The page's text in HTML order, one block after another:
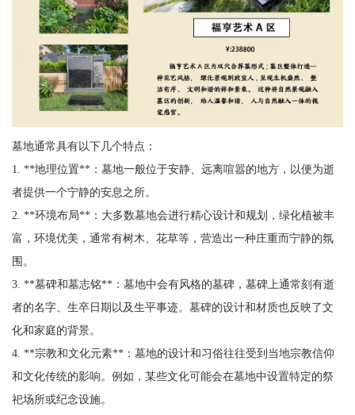
墓地通常具有以下几个特点：
1. **地理位置**：墓地一般位于安静、远离喧嚣的地方，以便为逝
者提供一个宁静的安息之所。
2. **环境布局**：大多数墓地会进行精心设计和规划，绿化植被丰
富，环境优美，通常有树木、花草等，营造出一种庄重而宁静的氛
围。
3. **墓碑和墓志铭**：墓地中会有风格的墓碑，墓碑上通常刻有逝
者的名字、生卒日期以及生平事迹。墓碑的设计和材质也反映了文
化和家庭的背景。
4. **宗教和文化元素**：墓地的设计和习俗往往受到当地宗教信仰
和文化传统的影响。例如，某些文化可能会在墓地中设置特定的祭
祀场所或纪念设施。